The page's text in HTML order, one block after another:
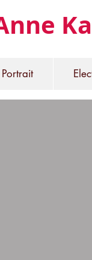
Portrait